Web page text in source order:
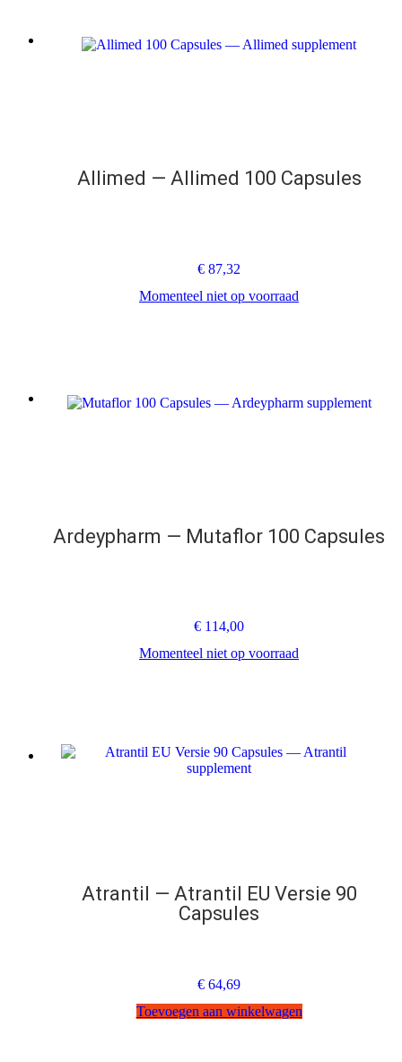
Allimed — Allimed 100 Capsules
€ 87,32
Momenteel niet op voorraad
Ardeypharm — Mutaflor 100 Capsules
€ 114,00
Momenteel niet op voorraad
Atrantil — Atrantil EU Versie 90
Capsules
€ 64,69
Toevoegen aan winkelwagen